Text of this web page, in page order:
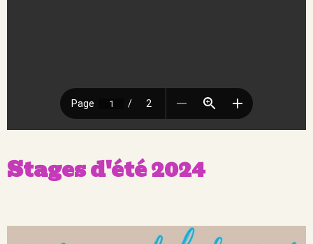
Stages d'été 2024